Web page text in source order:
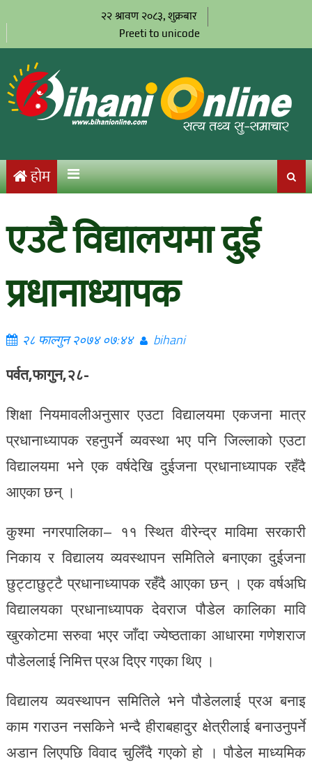
२२ श्रावण २०८३, शुक्रबार
Preeti to unicode
होम
एउटै विद्यालयमा दुई
प्रधानाध्यापक
२८ फाल्गुन २०७४ ०७:४४ bihani
पर्वत,फागुन,२८-
शिक्षा नियमावलीअनुसार एउटा विद्यालयमा एकजना मात्र
प्रधानाध्यापक रहनुपर्ने व्यवस्था भए पनि जिल्लाको एउटा
विद्यालयमा भने एक वर्षदेखि दुईजना प्रधानाध्यापक रहँदै
आएका छन् ।
कुश्मा नगरपालिका– ११ स्थित वीरेन्द्र माविमा सरकारी
निकाय र विद्यालय व्यवस्थापन समितिले बनाएका दुईजना
छुट्टाछुट्टै प्रधानाध्यापक रहँदै आएका छन् । एक वर्षअघि
विद्यालयका प्रधानाध्यापक देवराज पौडेल कालिका मावि
खुरकोटमा सरुवा भएर जाँदा ज्येष्ठताका आधारमा गणेशराज
पौडेललाई निमित्त प्रअ दिएर गएका थिए ।
विद्यालय व्यवस्थापन समितिले भने पौडेललाई प्रअ बनाइ
काम गराउन नसकिने भन्दै हीराबहादुर क्षेत्रीलाई बनाउनुपर्ने
अडान लिएपछि विवाद चुलिँदै गएको हो । पौडेल माध्यमिक